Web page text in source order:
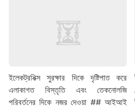
ইলেকট্রনিক্স সুরক্ষার দিকে দৃষ্টিপাত করে
এলাকাগত বিস্তৃতি এবং তেকনোলজি
পরিবর্তনের দিকে নজর দেওয়া ## আইআই